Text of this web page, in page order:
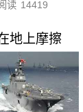
读 14419
地上摩擦